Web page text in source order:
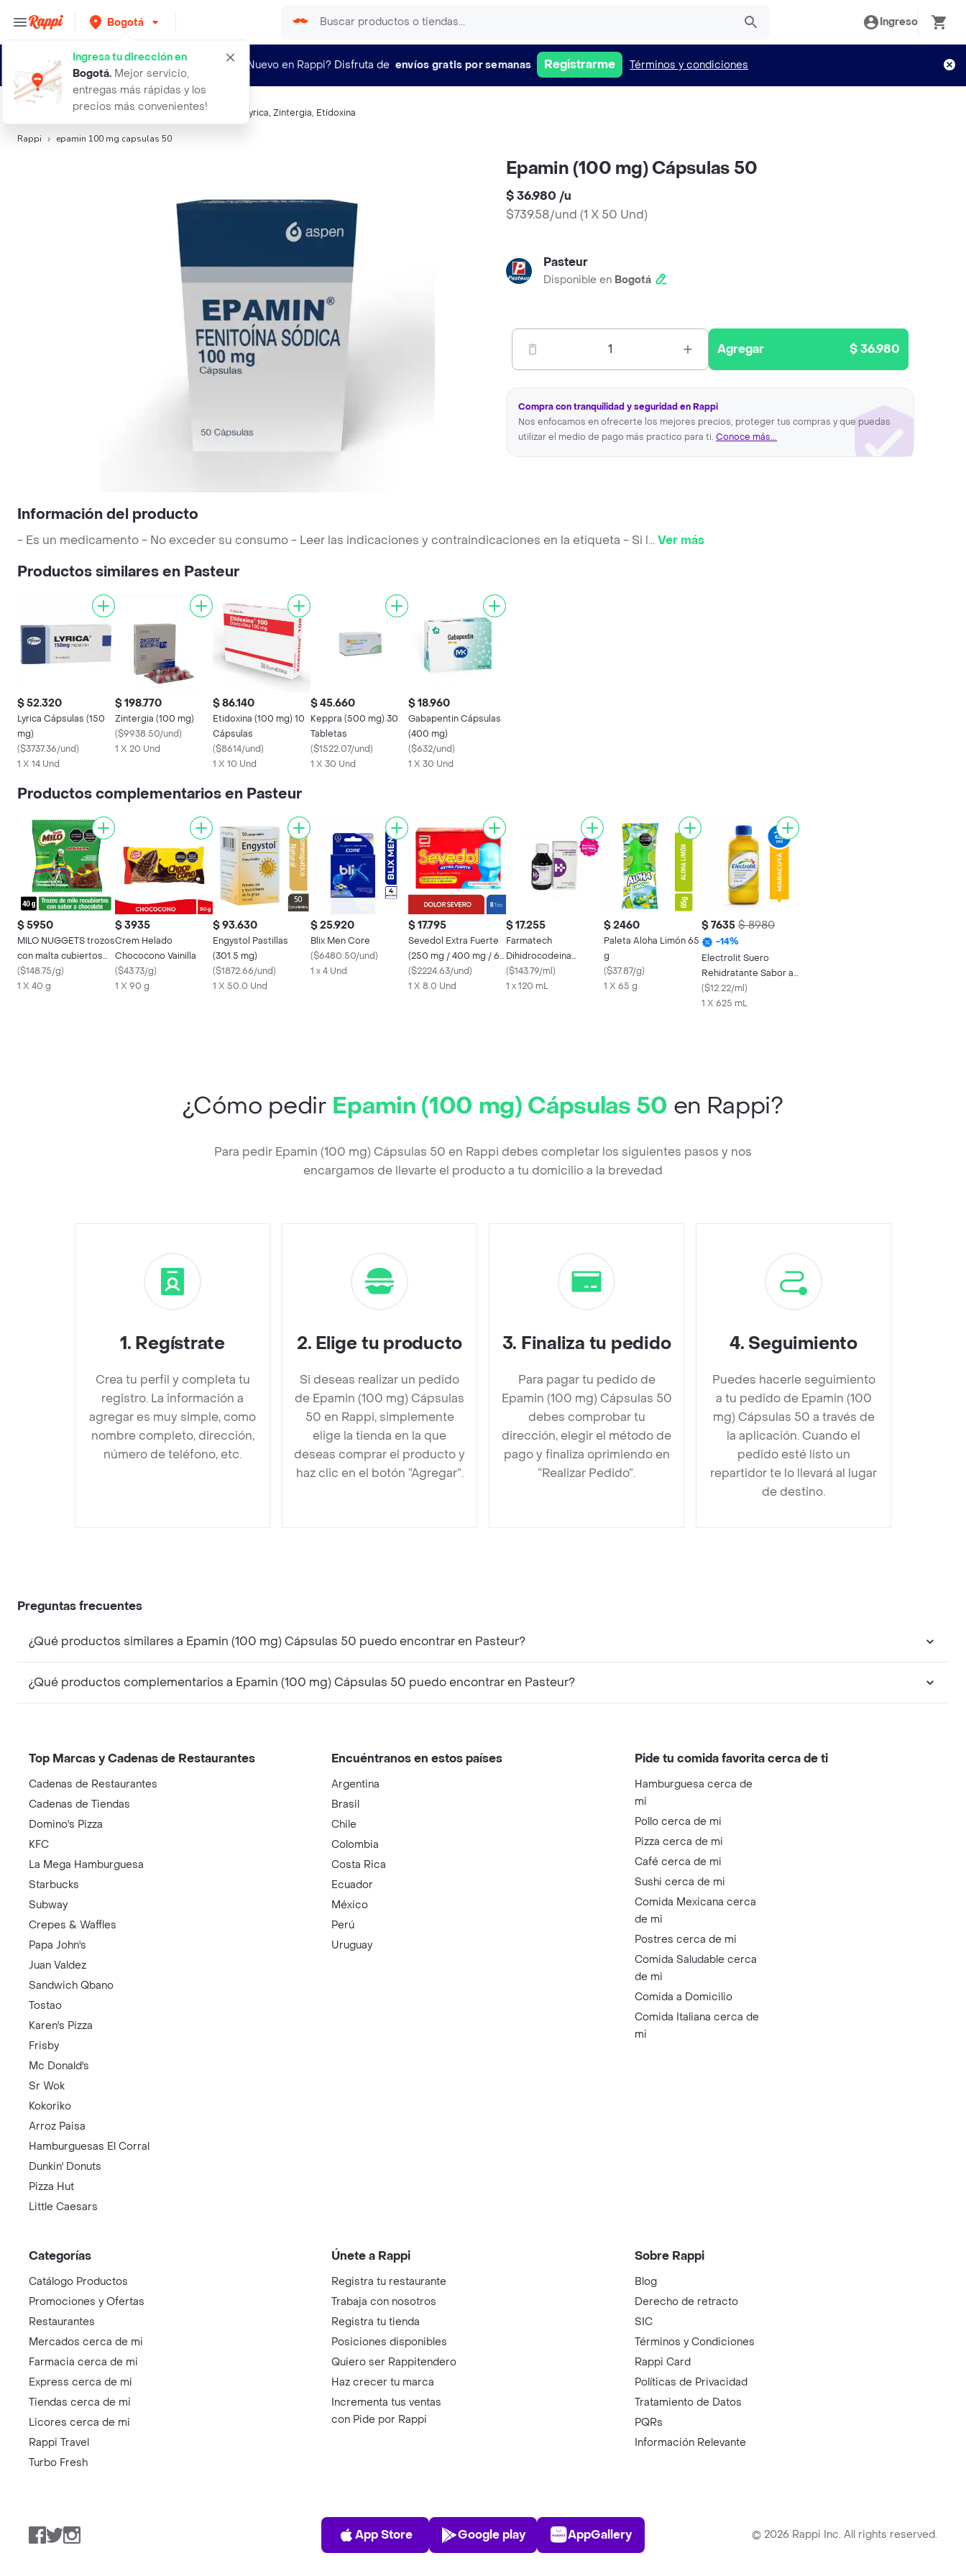
Bogotá
Ingresa tu dirección en
Bogotá. Mejor servicio,
entregas más rápidas y los
precios más convenientes!
Ingreso
¿Nuevo en Rappi? Disfruta de envíos gratis por semanas Registrarme Términos y condiciones
Búsquedas relacionadas:Sistema Nervioso, Lyrica, Zintergia, Etidoxina
Rappi epamin 100 mg capsulas 50
Epamin (100 mg) Cápsulas 50
$ 36.980 /u
$739.58/und (1 X 50 Und)
Pasteur
Disponible en Bogotá
1 Agregar $ 36.980
Compra con tranquilidad y seguridad en Rappi
Nos enfocamos en ofrecerte los mejores precios, proteger tus compras y que puedas
utilizar el medio de pago más practico para ti. Conoce más...
Información del producto
- Es un medicamento - No exceder su consumo - Leer las indicaciones y contraindicaciones en la etiqueta - Si l...Ver más
Productos similares en Pasteur
$ 52.320
Lyrica Cápsulas (150
mg)
($3737.36/und)
1 X 14 Und
$ 198.770
Zintergia (100 mg)
($9938.50/und)
1 X 20 Und
$ 86.140
Etidoxina (100 mg) 10
Cápsulas
($8614/und)
1 X 10 Und
$ 45.660
Keppra (500 mg) 30
Tabletas
($1522.07/und)
1 X 30 Und
$ 18.960
Gabapentin Cápsulas
(400 mg)
($632/und)
1 X 30 Und
Productos complementarios en Pasteur
$ 5950
MILO NUGGETS trozos
con malta cubiertos
sabor chocolate x 40g
($148.75/g)
1 X 40 g
$ 3935
Crem Helado
Chococono Vainilla
($43.73/g)
1 X 90 g
$ 93.630
Engystol Pastillas
(301.5 mg)
($1872.66/und)
1 X 50.0 Und
$ 25.920
Blix Men Core
($6480.50/und)
1 x 4 Und
$ 17.795
Sevedol Extra Fuerte
(250 mg / 400 mg / 65
mg)
($2224.63/und)
1 X 8.0 Und
$ 17.255
Farmatech
Dihidrocodeina
Bitartrato (242 mg)
($143.79/ml)
1 x 120 mL
$ 2460
Paleta Aloha Limón 65
g
($37.87/g)
1 X 65 g
$ 7635 $ 8980
-14%
Electrolit Suero
Rehidratante Sabor a
Maracuyá
($12.22/ml)
1 X 625 mL
¿Cómo pedir Epamin (100 mg) Cápsulas 50 en Rappi?
Para pedir Epamin (100 mg) Cápsulas 50 en Rappi debes completar los siguientes pasos y nos
encargamos de llevarte el producto a tu domicilio a la brevedad
1. Regístrate
Crea tu perfil y completa tu
registro. La información a
agregar es muy simple, como
nombre completo, dirección,
número de teléfono, etc.
2. Elige tu producto
Si deseas realizar un pedido
de Epamin (100 mg) Cápsulas
50 en Rappi, simplemente
elige la tienda en la que
deseas comprar el producto y
haz clic en el botón “Agregar”.
3. Finaliza tu pedido
Para pagar tu pedido de
Epamin (100 mg) Cápsulas 50
debes comprobar tu
dirección, elegir el método de
pago y finaliza oprimiendo en
“Realizar Pedido”.
4. Seguimiento
Puedes hacerle seguimiento
a tu pedido de Epamin (100
mg) Cápsulas 50 a través de
la aplicación. Cuando el
pedido esté listo un
repartidor te lo llevará al lugar
de destino.
Preguntas frecuentes
¿Qué productos similares a Epamin (100 mg) Cápsulas 50 puedo encontrar en Pasteur?
¿Qué productos complementarios a Epamin (100 mg) Cápsulas 50 puedo encontrar en Pasteur?
Top Marcas y Cadenas de Restaurantes
Cadenas de Restaurantes
Cadenas de Tiendas
Domino's Pizza
KFC
La Mega Hamburguesa
Starbucks
Subway
Crepes & Waffles
Papa John's
Juan Valdez
Sandwich Qbano
Tostao
Karen's Pizza
Frisby
Mc Donald's
Sr Wok
Kokoriko
Arroz Paisa
Hamburguesas El Corral
Dunkin' Donuts
Pizza Hut
Little Caesars
Encuéntranos en estos países
Argentina
Brasil
Chile
Colombia
Costa Rica
Ecuador
México
Perú
Uruguay
Pide tu comida favorita cerca de ti
Hamburguesa cerca de
mi
Pollo cerca de mi
Pizza cerca de mi
Café cerca de mi
Sushi cerca de mi
Comida Mexicana cerca
de mi
Postres cerca de mi
Comida Saludable cerca
de mi
Comida a Domicilio
Comida Italiana cerca de
mi
Categorías
Catálogo Productos
Promociones y Ofertas
Restaurantes
Mercados cerca de mi
Farmacia cerca de mi
Express cerca de mi
Tiendas cerca de mi
Licores cerca de mi
Rappi Travel
Turbo Fresh
Únete a Rappi
Registra tu restaurante
Trabaja con nosotros
Registra tu tienda
Posiciones disponibles
Quiero ser Rappitendero
Haz crecer tu marca
Incrementa tus ventas
con Pide por Rappi
Sobre Rappi
Blog
Derecho de retracto
SIC
Términos y Condiciones
Rappi Card
Políticas de Privacidad
Tratamiento de Datos
PQRs
Información Relevante
Facebook
TwitterInstagram
App Store
App Store
Play Store
Google play
AppGallery
AppGallery © 2026 Rappi Inc. All rights reserved.